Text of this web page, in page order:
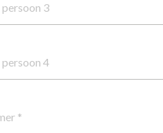
3
4
*